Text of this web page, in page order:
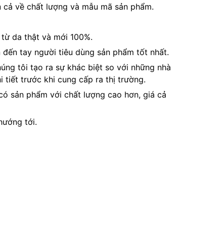
về chất lượng và mẫu mã sản phẩm.
da thật và mới 100%.
tay người tiêu dùng sản phẩm tốt nhất.
tôi tạo ra sự khác biệt so với những nhà
tiết trước khi cung cấp ra thị trường.
sản phẩm với chất lượng cao hơn, giá cả
tới.